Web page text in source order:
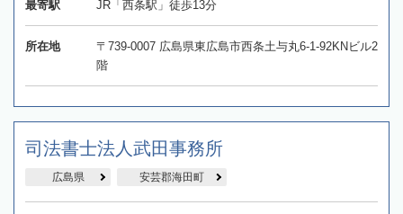
最寄駅 JR「西条駅」徒歩13分
所在地
〒739-0007 広島県東広島市西条土与丸6-1-92KNビル2
階
司法書士法人武田事務所
広島県 安芸郡海田町